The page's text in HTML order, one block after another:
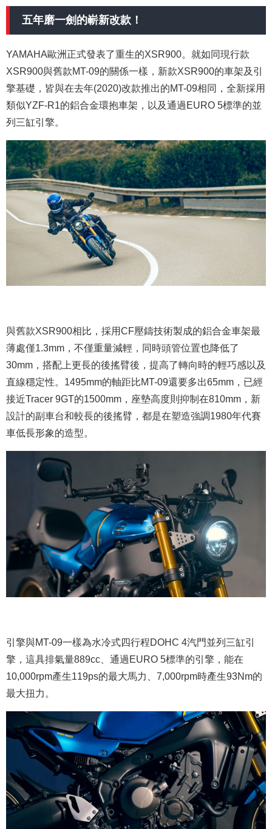
五年磨一劍的嶄新改款！
YAMAHA歐洲正式發表了重生的XSR900。就如同現行款
XSR900與舊款MT-09的關係一樣，新款XSR900的車架及引
擎基礎，皆與在去年(2020)改款推出的MT-09相同，全新採用
類似YZF-R1的鋁合金環抱車架，以及通過EURO 5標準的並
列三缸引擎。
與舊款XSR900相比，採用CF壓鑄技術製成的鋁合金車架最
薄處僅1.3mm，不僅重量減輕，同時頭管位置也降低了
30mm，搭配上更長的後搖臂後，提高了轉向時的輕巧感以及
直線穩定性。1495mm的軸距比MT-09還要多出65mm，已經
接近Tracer 9GT的1500mm，座墊高度則抑制在810mm，新
設計的副車台和較長的後搖臂，都是在塑造強調1980年代賽
車低長形象的造型。
引擎與MT-09一樣為水冷式四行程DOHC 4汽門並列三缸引
擎，這具排氣量889cc、通過EURO 5標準的引擎，能在
10,000rpm產生119ps的最大馬力、7,000rpm時產生93Nm的
最大扭力。